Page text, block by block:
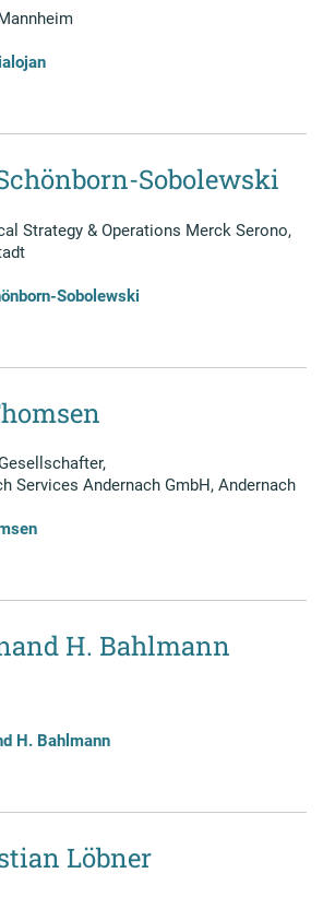
Sobolewski
Strategy & Operations Merck Serono,
Sobolewski
Services Andernach GmbH, Andernach
H. Bahlmann
H. Bahlmann
Löbner